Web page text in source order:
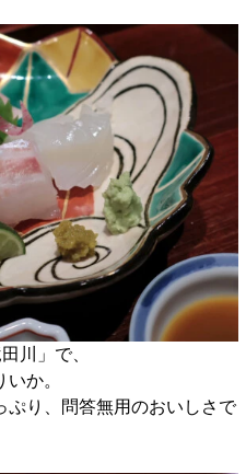
川」で、
か。
ぷり、問答無用のおいしさで